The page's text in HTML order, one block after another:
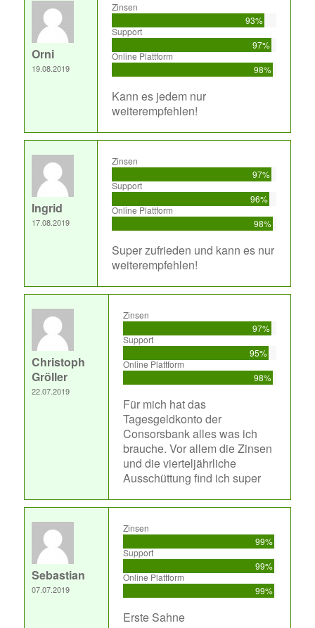
Orni
19.08.2019
Zinsen
93%
Support
97%
Online Plattform
98%
Kann es jedem nur
weiterempfehlen!
Ingrid
17.08.2019
Zinsen
97%
Support
96%
Online Plattform
98%
Super zufrieden und kann es nur
weiterempfehlen!
Christoph
Gröller
22.07.2019
Zinsen
97%
Support
95%
Online Plattform
98%
Für mich hat das
Tagesgeldkonto der
Consorsbank alles was ich
brauche. Vor allem die Zinsen
und die vierteljährliche
Ausschüttung find ich super
Sebastian
07.07.2019
Zinsen
99%
Support
99%
Online Plattform
99%
Erste Sahne